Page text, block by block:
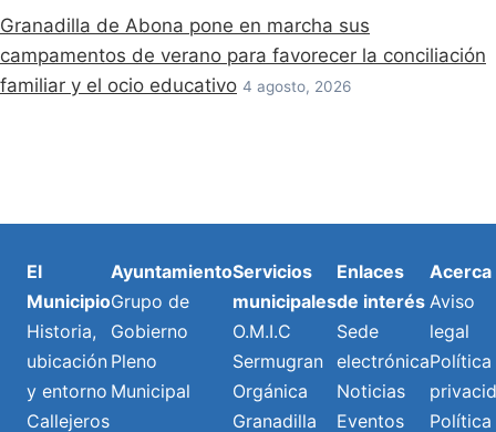
Granadilla de Abona pone en marcha sus
campamentos de verano para favorecer la conciliación
familiar y el ocio educativo 4 agosto, 2026
El
Municipio
Historia,
ubicación
y entorno
Callejeros
Ayuntamiento
Grupo de
Gobierno
Pleno
Municipal
Servicios
municipales
O.M.I.C
Sermugran
Orgánica
Granadilla
Enlaces
de interés
Sede
electrónica
Noticias
Eventos
Acerca
Aviso
legal
Política
Política